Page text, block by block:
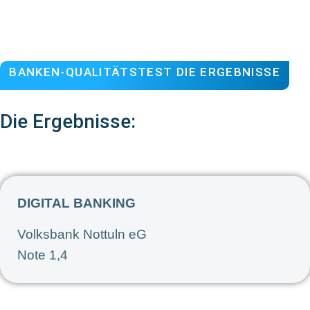
BANKEN-QUALITÄTSTEST DIE ERGEBNISSE
Die Ergebnisse:
DIGITAL BANKING
Volksbank Nottuln eG
Note 1,4